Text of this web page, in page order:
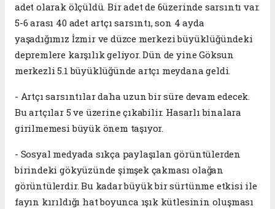
adet olarak ölçüldü. Bir adet de 6üzerinde sarsıntı var.
5-6 arası 40 adet artçı sarsıntı, son 4 ayda
yaşadığımız İzmir ve düzce merkezi büyüklüğündeki
depremlere karşılık geliyor. Dün de yine Göksun
merkezli 5.1 büyüklüğünde artçı meydana geldi.
- Artçı sarsıntılar daha uzun bir süre devam edecek.
Bu artçılar 5 ve üzerine çıkabilir. Hasarlı binalara
girilmemesi büyük önem taşıyor.
- Sosyal medyada sıkça paylaşılan görüntülerden
birindeki gökyüzünde şimşek çakması olağan
görüntülerdir. Bu kadar büyük bir sürtünme etkisi ile
fayın kırıldığı hat boyunca ışık kütlesinin oluşması